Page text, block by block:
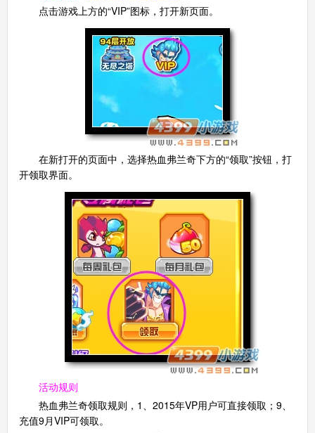
点击游戏上方的“VIP”图标，打开新页面。
在新打开的页面中，选择热血弗兰奇下方的“领取”按钮，打
开领取界面。
活动规则
热血弗兰奇领取规则，1、2015年VP用户可直接领取；9、
充值9月VIP可领取。